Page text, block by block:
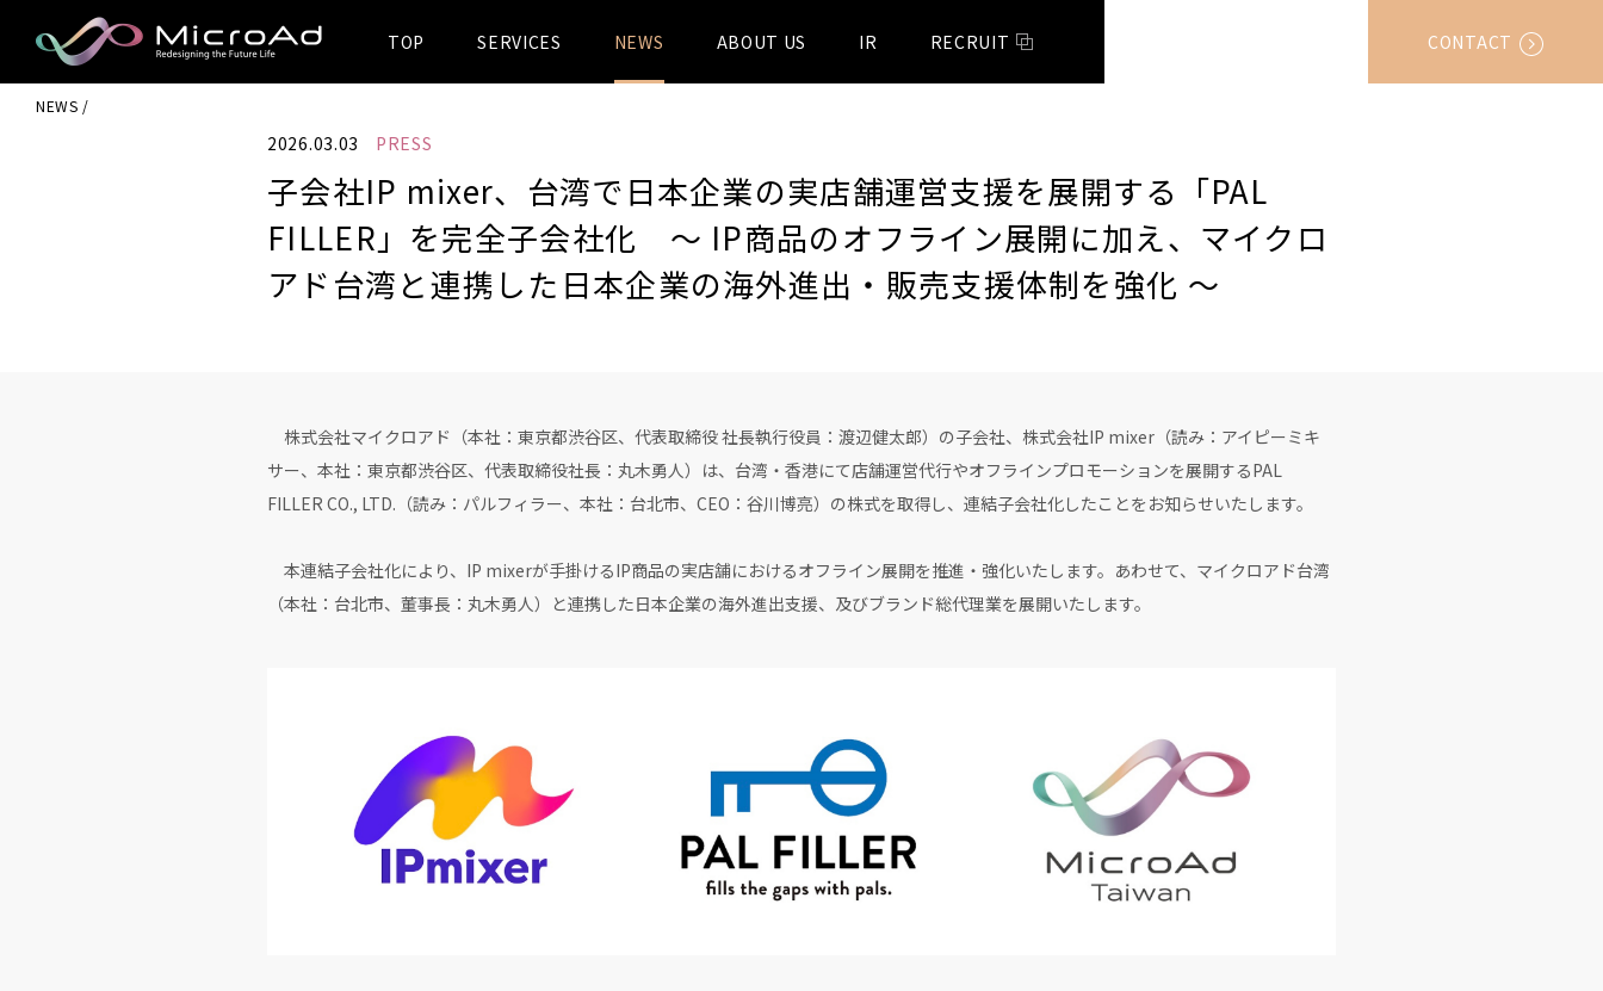
MicroAd -
Redesigning
the Future Life
TOP SERVICES NEWS ABOUT US IR RECRUIT CONTACT
NEWS
2026.03.03 PRESS
子会社IP mixer、台湾で日本企業の実店舗運営支援を展開する「PAL
FILLER」を完全子会社化 〜 IP商品のオフライン展開に加え、マイクロ
アド台湾と連携した日本企業の海外進出・販売支援体制を強化 〜
株式会社マイクロアド（本社：東京都渋谷区、代表取締役 社長執行役員：渡辺健太郎）の子会社、株式会社IP mixer（読み：アイピーミキ
サー、本社：東京都渋谷区、代表取締役社長：丸木勇人）は、台湾・香港にて店舗運営代行やオフラインプロモーションを展開するPAL
FILLER CO., LTD.（読み：パルフィラー、本社：台北市、CEO：谷川博亮）の株式を取得し、連結子会社化したことをお知らせいたします。
本連結子会社化により、IP mixerが手掛けるIP商品の実店舗におけるオフライン展開を推進・強化いたします。あわせて、マイクロアド台湾
（本社：台北市、董事長：丸木勇人）と連携した日本企業の海外進出支援、及びブランド総代理業を展開いたします。